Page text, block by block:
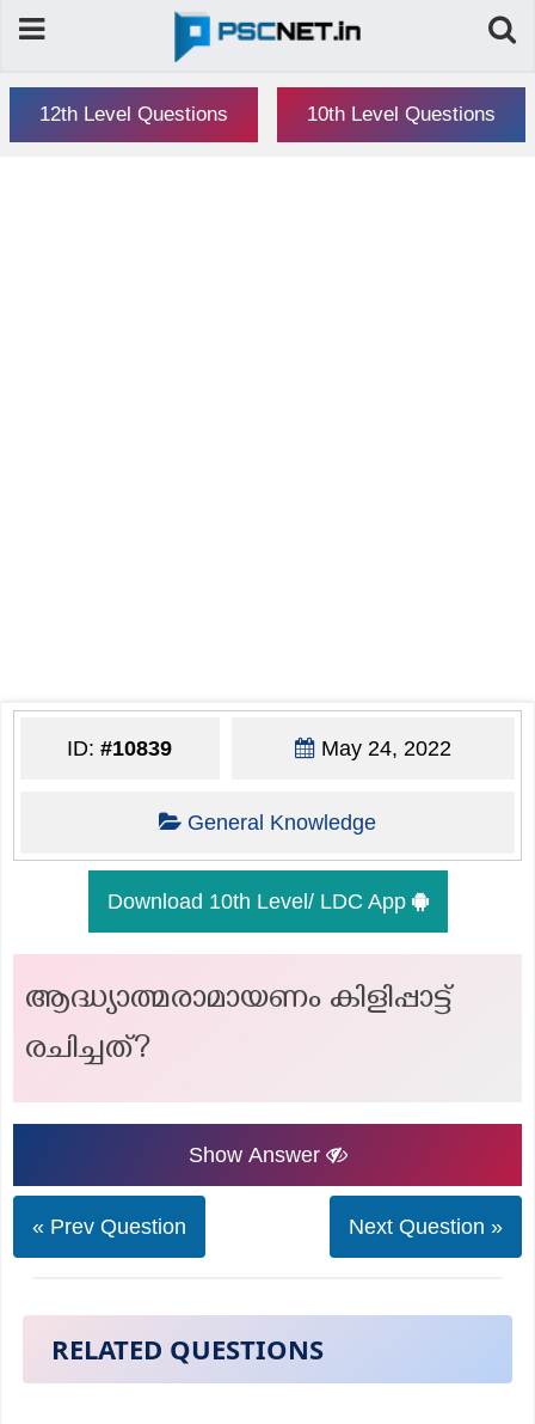
12th Level Questions 10th Level Questions
ID:#10839 May 24, 2022
General Knowledge
Download 10th Level/ LDC App
ആദ്ധ്യാത്മരാമായണം കിളിപ്പാട്ട്
രചിച്ചത്?
Show Answer
« Prev Question Next Question »
RELATED QUESTIONS